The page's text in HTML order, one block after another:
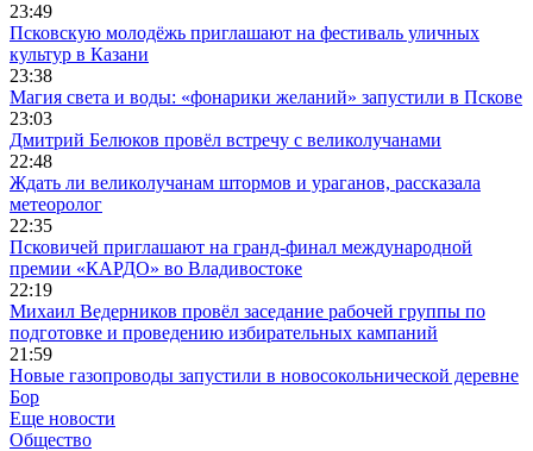
23:49
Псковскую молодёжь приглашают на фестиваль уличных
культур в Казани
23:38
Магия света и воды: «фонарики желаний» запустили в Пскове
23:03
Дмитрий Белюков провёл встречу с великолучанами
22:48
Ждать ли великолучанам штормов и ураганов, рассказала
метеоролог
22:35
Псковичей приглашают на гранд‑финал международной
премии «КАРДО» во Владивостоке
22:19
Михаил Ведерников провёл заседание рабочей группы по
подготовке и проведению избирательных кампаний
21:59
Новые газопроводы запустили в новосокольнической деревне
Бор
Еще новости
Общество